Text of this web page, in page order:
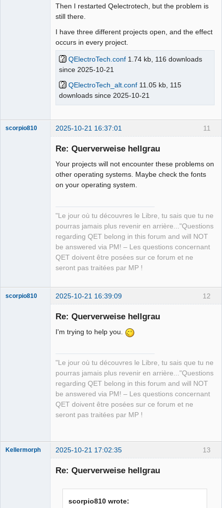
Then I restarted Qelectrotech, but the problem is
still there.
I have three different projects open, and the effect
occurs in every project.
QElectroTech.conf 1.74 kb, 116 downloads
since 2025-10-21
QElectroTech_alt.conf 11.05 kb, 115
downloads since 2025-10-21
11
scorpio810 2025-10-21 16:37:01
Re: Querverweise hellgrau
Your projects will not encounter these problems on
other operating systems. Maybe check the fonts
on your operating system.
"Le jour où tu découvres le Libre, tu sais que tu ne
pourras jamais plus revenir en arrière..."Questions
regarding QET belong in this forum and will NOT
be answered via PM! – Les questions concernant
QET doivent être posées sur ce forum et ne
seront pas traitées par MP !
12
scorpio810 2025-10-21 16:39:09
Re: Querverweise hellgrau
I'm trying to help you.
"Le jour où tu découvres le Libre, tu sais que tu ne
pourras jamais plus revenir en arrière..."Questions
regarding QET belong in this forum and will NOT
be answered via PM! – Les questions concernant
QET doivent être posées sur ce forum et ne
seront pas traitées par MP !
13
Kellermorph 2025-10-21 17:02:35
Re: Querverweise hellgrau
scorpio810 wrote: